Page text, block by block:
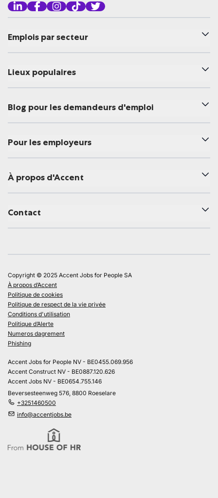
Emplois par secteur
Lieux populaires
Blog pour les demandeurs d'emploi
Pour les employeurs
À propos d'Accent
Contact
Copyright © 2025 Accent Jobs for People SA
À propos d’Accent
Politique de cookies
Politique de respect de la vie privée
Conditions d'utilisation
Politique d’Alerte
Numeros dagrement
Phishing
Accent Jobs for People NV - BE0455.069.956
Accent Construct NV - BE0887.120.626
Accent Jobs NV - BE0654.755.146
Beversesteenweg 576, 8800 Roeselare
+3251460500
info@accentjobs.be